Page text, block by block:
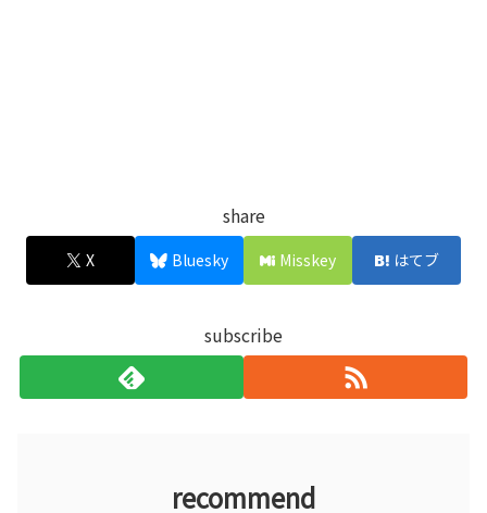
share
X Bluesky Misskey はてブ
subscribe
recommend